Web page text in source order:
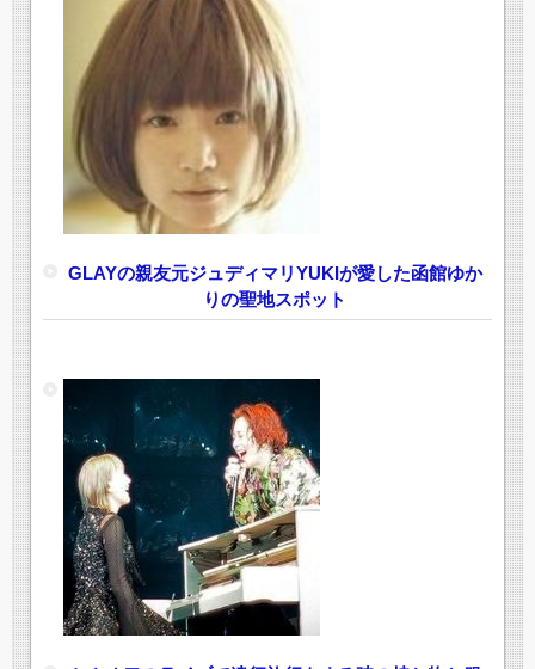
GLAYの親友元ジュディマリYUKIが愛した函館ゆか
りの聖地スポット